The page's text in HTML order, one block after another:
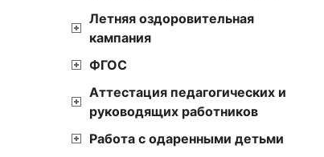
Летняя оздоровительная
кампания
ФГОС
Аттестация педагогических и
руководящих работников
Работа с одаренными детьми